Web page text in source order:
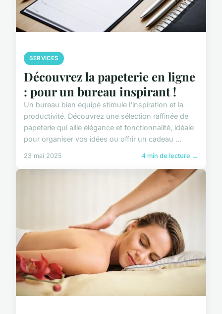
SERVICES
Découvrez la papeterie en ligne
: pour un bureau inspirant !
Un bureau bien équipé stimule l'inspiration et la
productivité. Découvrez une sélection raffinée de
papeterie qui allie élégance et fonctionnalité, idéale
pour organiser vos idées ou offrir un cadeau ...
23 mai 2025 4 min de lecture →